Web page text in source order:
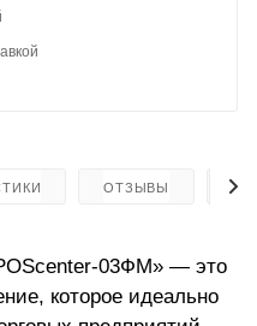
ОТЗЫВЫ
03ФМ» — это
которое идеально